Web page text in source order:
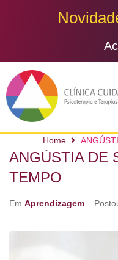
Home
ANGÚSTIA DE
TEMPO
Em Aprendizagem